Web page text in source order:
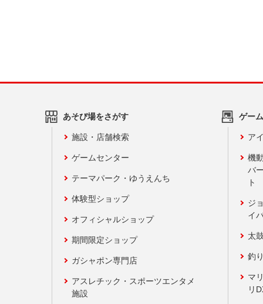
あそび場をさがす
施設・店舗検索
ゲームセンター
テーマパーク・ゆうえんち
体験型ショップ
オフィシャルショップ
期間限定ショップ
ガシャポン専門店
アスレチック・スポーツエンタメ
施設
ゲー
ア
機
バ
ト
ジ
イ
太
釣
マ
リ